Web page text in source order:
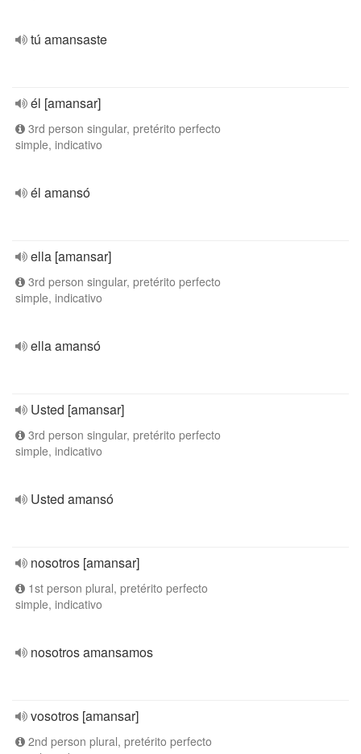
tú amansaste
él [amansar]
3rd person singular, pretérito perfecto
simple, indicativo
él amansó
ella [amansar]
3rd person singular, pretérito perfecto
simple, indicativo
ella amansó
Usted [amansar]
3rd person singular, pretérito perfecto
simple, indicativo
Usted amansó
nosotros [amansar]
1st person plural, pretérito perfecto
simple, indicativo
nosotros amansamos
vosotros [amansar]
2nd person plural, pretérito perfecto